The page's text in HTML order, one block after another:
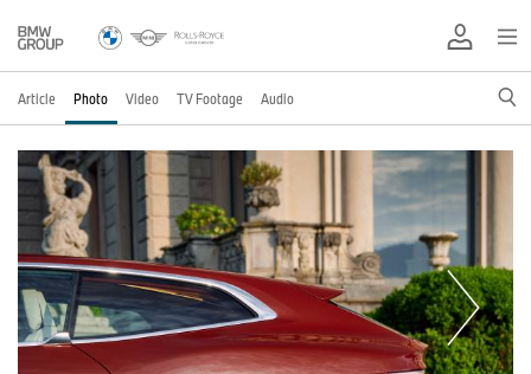
Article Photo Video TV Footage Audio